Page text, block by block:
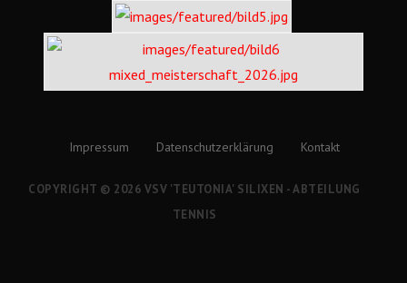
Impressum Datenschutzerklärung Kontakt
COPYRIGHT © 2026 VSV 'TEUTONIA' SILIXEN - ABTEILUNG
TENNIS